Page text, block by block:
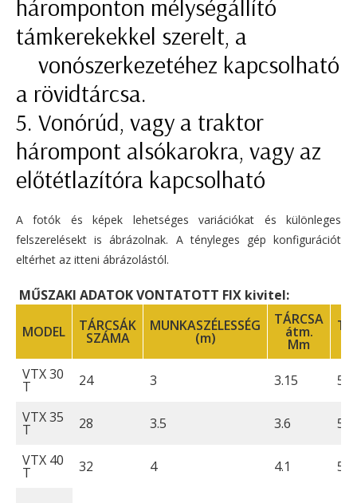
háromponton mélységállító
támkerekekkel szerelt, a
vonószerkezetéhez kapcsolható
a rövidtárcsa.
5. Vonórúd, vagy a traktor
hárompont alsókarokra, vagy az
előtétlazítóra kapcsolható
A fotók és képek lehetséges variációkat és különleges
felszerelésekt is ábrázolnak. A tényleges gép konfigurációt
eltérhet az itteni ábrázolástól.
MŰSZAKI ADATOK VONTATOTT FIX kivitel:
MODEL TÁRCSÁK
SZÁMA
MUNKASZÉLESSÉG
(m)
TÁRCSA
átm.
Mm
VTX 30
T 24 3 3.15
VTX 35
T 28 3.5 3.6
VTX 40
T 32 4 4.1